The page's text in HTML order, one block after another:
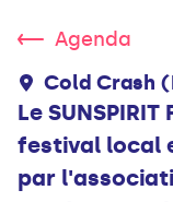
Agenda
Cold Crash
Le
festival local
par